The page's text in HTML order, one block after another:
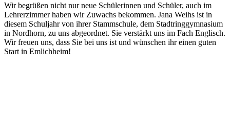
Wir begrüßen nicht nur neue Schülerinnen und Schüler, auch im
Lehrerzimmer haben wir Zuwachs bekommen. Jana Weihs ist in
diesem Schuljahr von ihrer Stammschule, dem Stadtringgymnasium
in Nordhorn, zu uns abgeordnet. Sie verstärkt uns im Fach Englisch.
Wir freuen uns, dass Sie bei uns ist und wünschen ihr einen guten
Start in Emlichheim!